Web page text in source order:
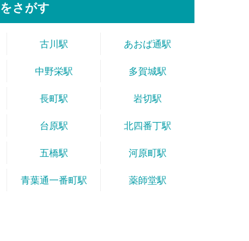
さがす
古川駅 あおば通駅
中野栄駅 多賀城駅
長町駅 岩切駅
台原駅 北四番丁駅
五橋駅 河原町駅
青葉通一番町駅 薬師堂駅